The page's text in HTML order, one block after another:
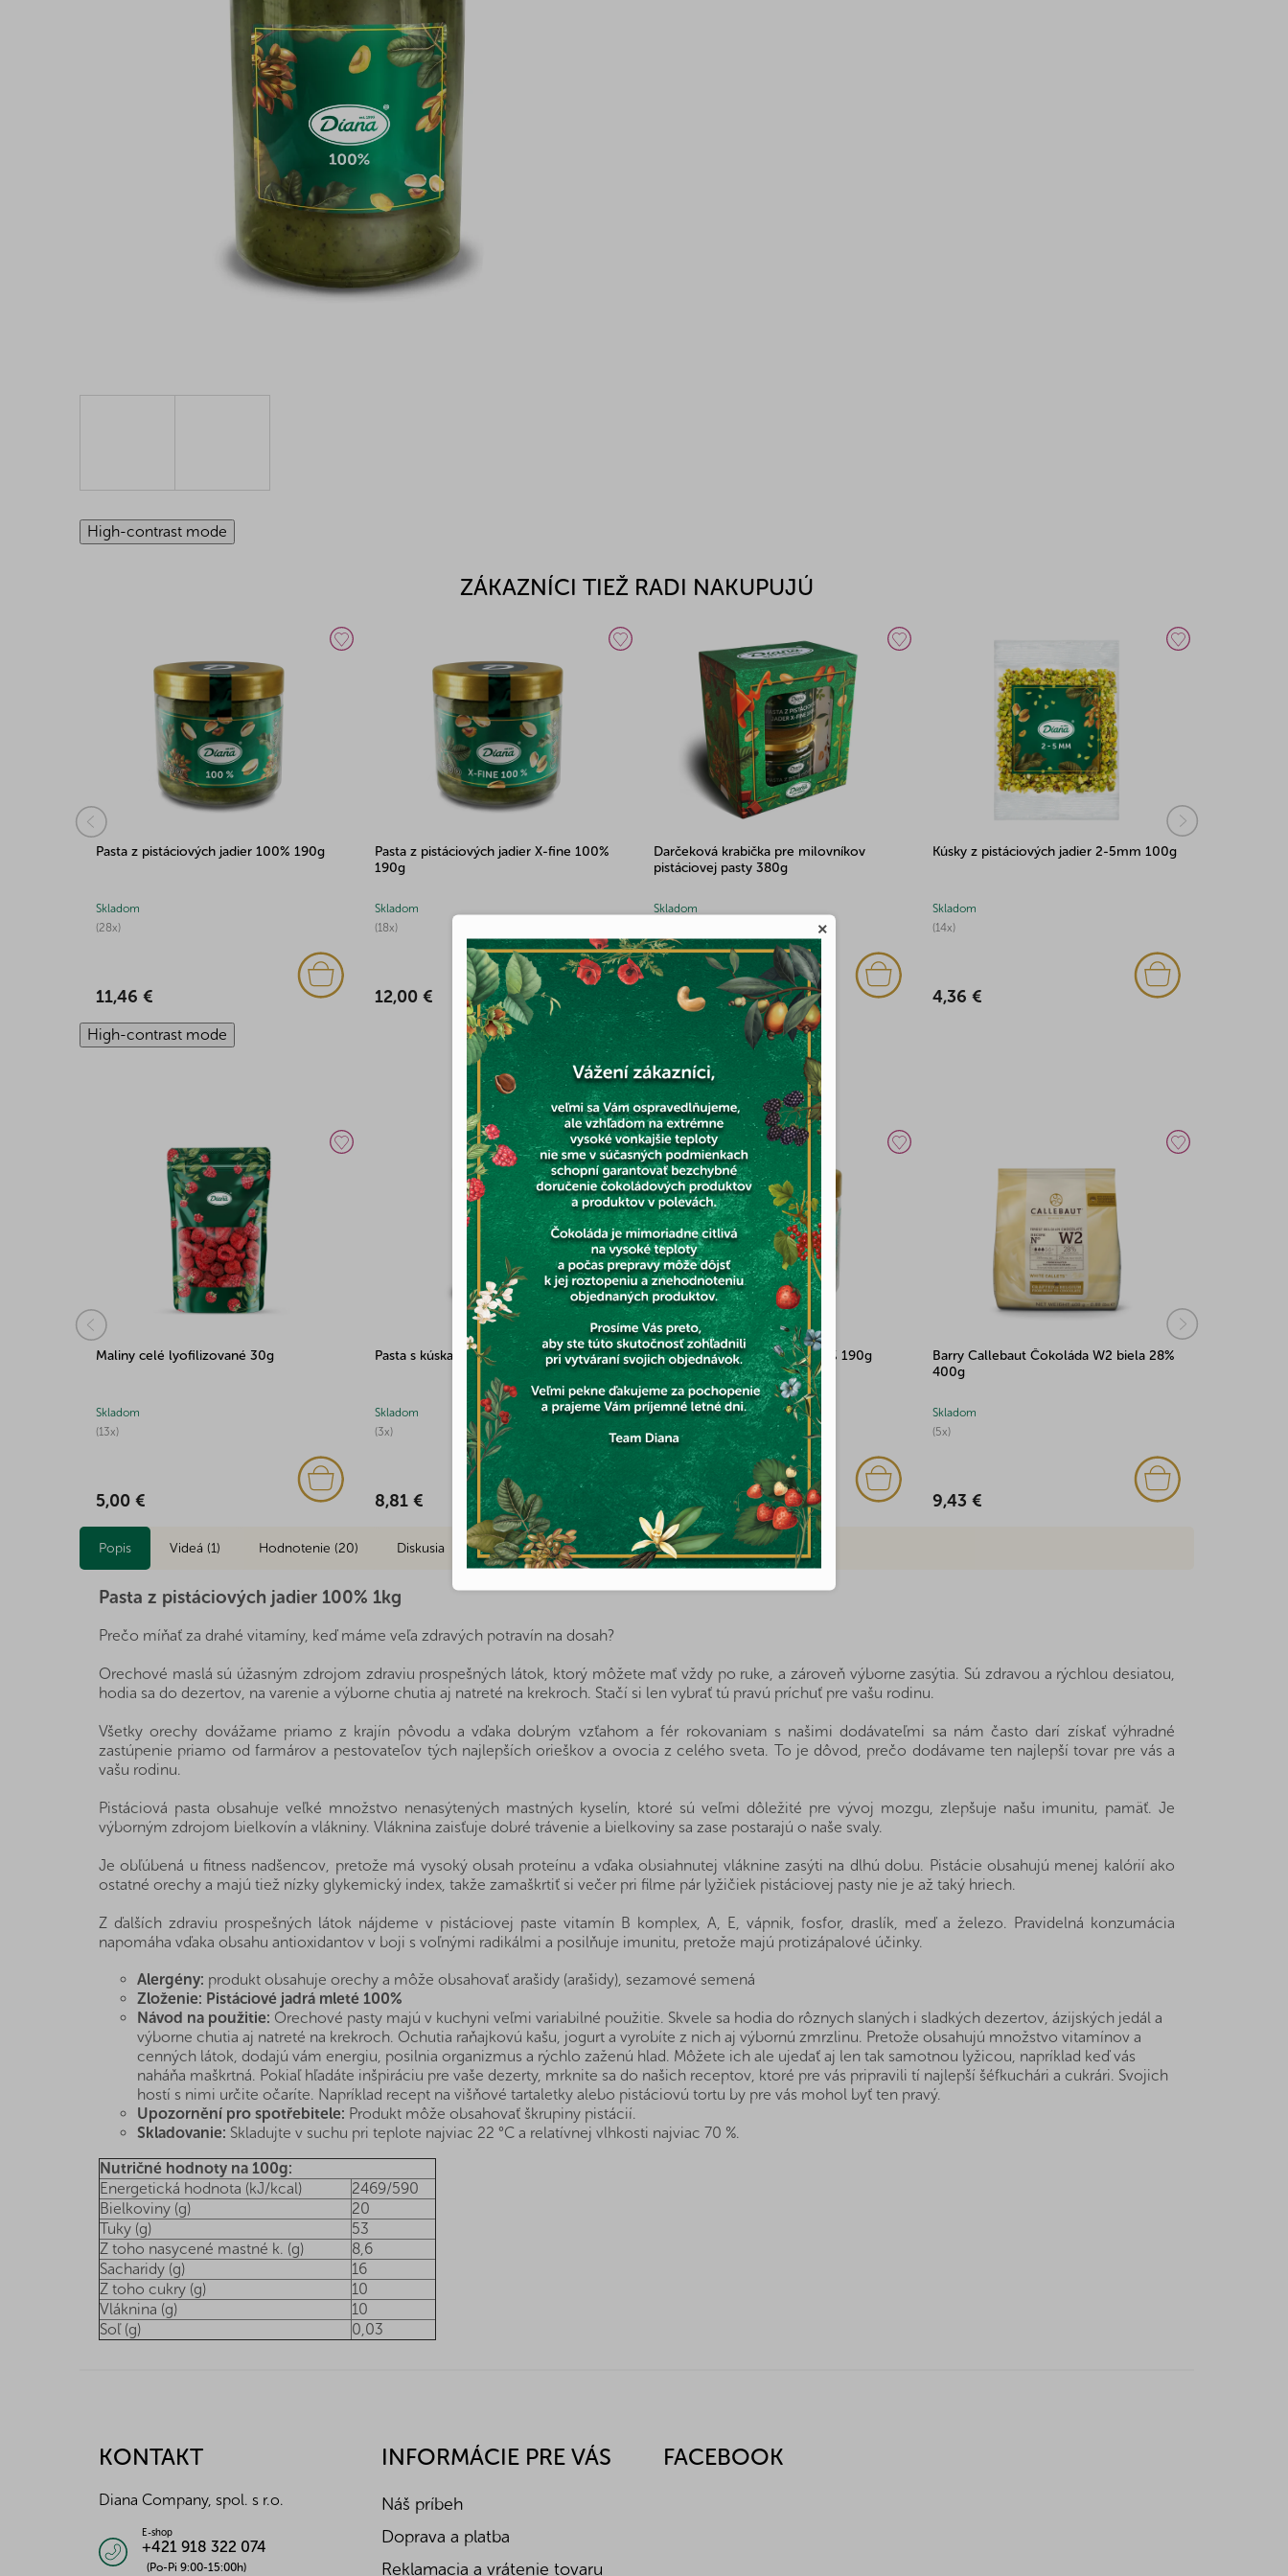
High-contrast mode
ZÁKAZNÍCI TIEŽ RADI NAKUPUJÚ
Pasta z pistáciových jadier 100% 190g
(28x)
Skladom
11,46 €
Pasta z pistáciových jadier X-fine 100%
190g
(18x)
Skladom
12,00 €
Darčeková krabička pre milovníkov
pistáciovej pasty 380g
Skladom
22,72 €
Kúsky z pistáciových jadier 2-5mm 100g
(14x)
Skladom
4,36 €
High-contrast mode
MOHLO BY VÁS ZAUJÍMAŤ
Maliny celé lyofilizované 30g
(13x)
Skladom
5,00 €
Pasta s kúskami arašidov 100% 1kg
(3x)
Skladom
8,81 €
Pasta z lieskových jadier 100% 190g
(3x)
Skladom
9,21 €
Barry Callebaut Čokoláda W2 biela 28%
400g
(5x)
Skladom
9,43 €
Popis Videá (1) Hodnotenie (20) Diskusia Značka
Pasta z pistáciových jadier 100% 1kg
Prečo míňať za drahé vitamíny, keď máme veľa zdravých potravín na dosah?
Orechové maslá sú úžasným zdrojom zdraviu prospešných látok, ktorý môžete mať vždy po ruke, a zároveň výborne zasýtia. Sú zdravou a rýchlou desiatou,
hodia sa do dezertov, na varenie a výborne chutia aj natreté na krekroch. Stačí si len vybrať tú pravú príchuť pre vašu rodinu.
Všetky orechy dovážame priamo z krajín pôvodu a vďaka dobrým vzťahom a fér rokovaniam s našimi dodávateľmi sa nám často darí získať výhradné
zastúpenie priamo od farmárov a pestovateľov tých najlepších orieškov a ovocia z celého sveta. To je dôvod, prečo dodávame ten najlepší tovar pre vás a
vašu rodinu.
Pistáciová pasta obsahuje veľké množstvo nenasýtených mastných kyselín, ktoré sú veľmi dôležité pre vývoj mozgu, zlepšuje našu imunitu, pamäť. Je
výborným zdrojom bielkovín a vlákniny. Vláknina zaisťuje dobré trávenie a bielkoviny sa zase postarajú o naše svaly.
Je obľúbená u fitness nadšencov, pretože má vysoký obsah proteínu a vďaka obsiahnutej vláknine zasýti na dlhú dobu. Pistácie obsahujú menej kalórií ako
ostatné orechy a majú tiež nízky glykemický index, takže zamaškrtiť si večer pri filme pár lyžičiek pistáciovej pasty nie je až taký hriech.
Z ďalších zdraviu prospešných látok nájdeme v pistáciovej paste vitamín B komplex, A, E, vápnik, fosfor, draslík, meď a železo. Pravidelná konzumácia
napomáha vďaka obsahu antioxidantov v boji s voľnými radikálmi a posilňuje imunitu, pretože majú protizápalové účinky.
Alergény: produkt obsahuje orechy a môže obsahovať arašidy (arašidy), sezamové semená
Zloženie: Pistáciové jadrá mleté 100%
Návod na použitie: Orechové pasty majú v kuchyni veľmi variabilné použitie. Skvele sa hodia do rôznych slaných i sladkých dezertov, ázijských jedál a
výborne chutia aj natreté na krekroch. Ochutia raňajkovú kašu, jogurt a vyrobíte z nich aj výbornú zmrzlinu. Pretože obsahujú množstvo vitamínov a
cenných látok, dodajú vám energiu, posilnia organizmus a rýchlo zaženú hlad. Môžete ich ale ujedať aj len tak samotnou lyžicou, napríklad keď vás
naháňa maškrtná. Pokiaľ hľadáte inšpiráciu pre vaše dezerty, mrknite sa do našich receptov, ktoré pre vás pripravili tí najlepší šéfkuchári a cukrári. Svojich
hostí s nimi určite očaríte. Napríklad recept na višňové tartaletky alebo pistáciovú tortu by pre vás mohol byť ten pravý.
Upozornění pro spotřebitele: Produkt môže obsahovať škrupiny pistácií.
Skladovanie: Skladujte v suchu pri teplote najviac 22 °C a relatívnej vlhkosti najviac 70 %.
Nutričné hodnoty na 100g:
Energetická hodnota (kJ/kcal)
2469/590
Bielkoviny (g)
20
Tuky (g)
53
Z toho nasycené mastné k. (g)
8,6
Sacharidy (g)
16
Z toho cukry (g)
10
Vláknina (g)
10
Soľ (g)
0,03
KONTAKT
Diana Company, spol. s r.o.
E-shop
+421 918 322 074
(Po-Pi 9:00-15:00h)
INFORMÁCIE PRE VÁS
Náš príbeh
Doprava a platba
Reklamacia a vrátenie tovaru
FACEBOOK
×